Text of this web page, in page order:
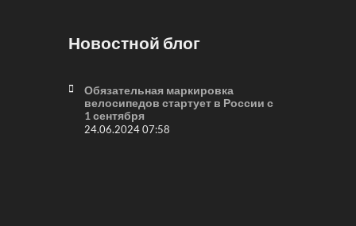
Новостной блог
Обязательная маркировка
велосипедов стартует в России с
1 сентября
24.06.2024 07:58